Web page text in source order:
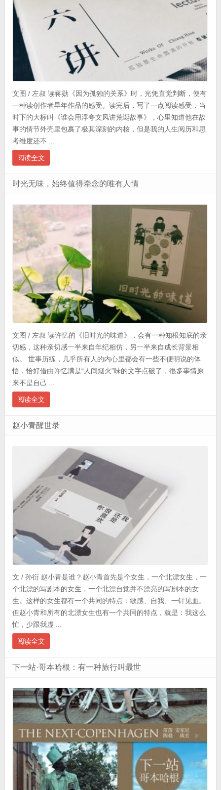
文图 / 左叔 读蒋勋《因为孤独的关系》时，光凭直觉判断，便有
一种读创作者早年作品的感受。读完后，写了一点阅读感受，当
时下的大标叫《谁会用浮夸文风讲荒诞故事》，心里知道他在故
事的情节外壳里包裹了极其深刻的内核，但是我的人生阅历和思
考维度还不 ...
阅读全文
时光无味，始终值得牵念的唯有人情
文图 / 左叔 读许忆的《旧时光的味道》，会有一种知根知底的亲
切感，这种亲切感一半来自年纪相仿，另一半来自成长背景相
似。 世事历练，几乎所有人的内心里都会有一些不便明说的体
悟，恰好借由许忆满是“人间烟火”味的文字点破了，很多事情原
来不是自己 ...
阅读全文
赵小青醒世录
文 / 孙衍 赵小青是谁？赵小青首先是个女生，一个北漂女生，一
个北漂的写剧本的女生，一个北漂自觉并不漂亮的写剧本的女
生。这样的女生都有一个共同的特点：敏感、自我、一针见血。
但赵小青和所有的北漂女生也有一个共同的特点，就是：我这么
忙，少跟我虚 ...
阅读全文
下一站·哥本哈根：有一种旅行叫最世